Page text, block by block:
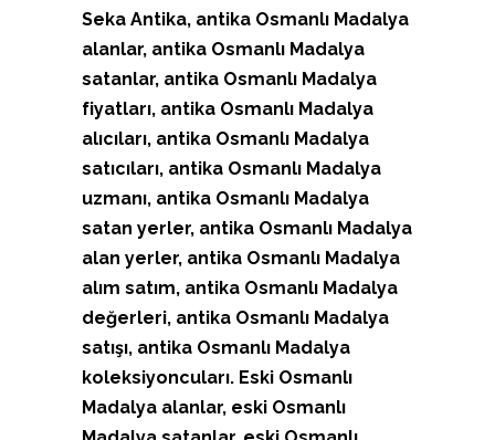
Seka Antika, antika Osmanlı Madalya
alanlar, antika Osmanlı Madalya
satanlar, antika Osmanlı Madalya
fiyatları, antika Osmanlı Madalya
alıcıları, antika Osmanlı Madalya
satıcıları, antika Osmanlı Madalya
uzmanı, antika Osmanlı Madalya
satan yerler, antika Osmanlı Madalya
alan yerler, antika Osmanlı Madalya
alım satım, antika Osmanlı Madalya
değerleri, antika Osmanlı Madalya
satışı, antika Osmanlı Madalya
koleksiyoncuları. Eski Osmanlı
Madalya alanlar, eski Osmanlı